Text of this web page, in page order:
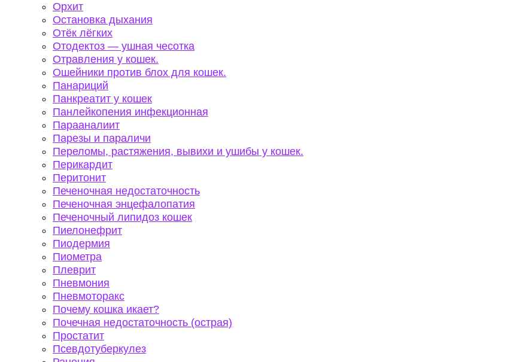
Орхит
Остановка дыхания
Отёк лёгких
Отодектоз — ушная чесотка
Отравления у кошек.
Ошейники против блох для кошек.
Панариций
Панкреатит у кошек
Панлейкопения инфекционная
Парааналиит
Парезы и параличи
Переломы, растяжения, вывихи и ушибы у кошек.
Перикардит
Перитонит
Печеночная недостаточность
Печеночная энцефалопатия
Печеночный липидоз кошек
Пиелонефрит
Пиодермия
Пиометра
Плеврит
Пневмония
Пневмоторакс
Почему кошка икает?
Почечная недостаточность (острая)
Простатит
Псевдотуберкулез